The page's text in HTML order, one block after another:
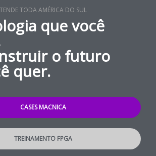
TODA AMÉRICA DO SUL
que você
o futuro
quer.
CASES MACNICA
TREINAMENTO FPGA